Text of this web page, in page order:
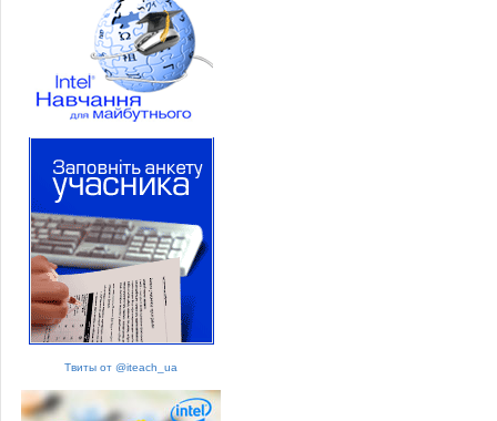
Твиты от @iteach_ua